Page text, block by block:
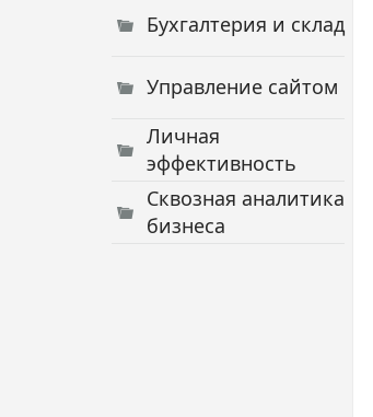
Бухгалтерия и склад
Управление сайтом
Личная
эффективность
Сквозная аналитика
бизнеса